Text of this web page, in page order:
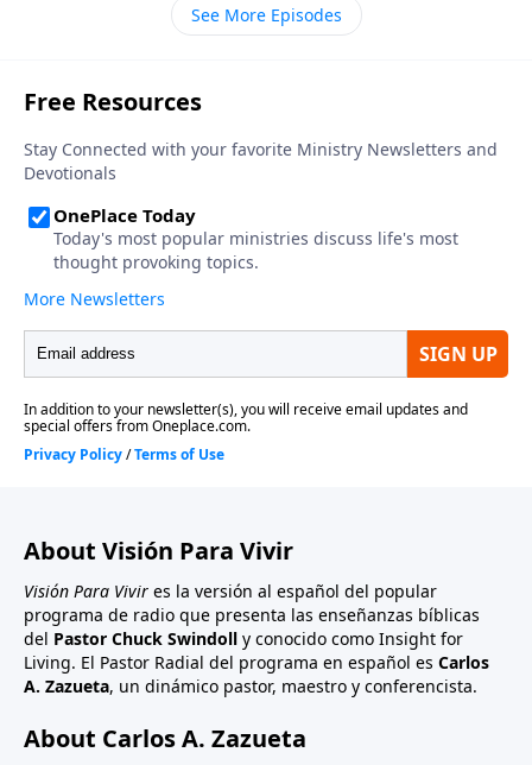
intimidad con Dios no se da en forma automática.
a Dios más íntimamente, volver a encender la llama
de nuestra pasión por Él y llegar a ser más como
Cristo.
See More Episodes
About Visión Para Vivir
Visión Para Vivir es la versión al español del popular
programa de radio que presenta las enseñanzas bíblicas
del Pastor Chuck Swindoll y conocido como Insight for
Living. El Pastor Radial del programa en español es Carlos
A. Zazueta, un dinámico pastor, maestro y conferencista.
About Carlos A. Zazueta